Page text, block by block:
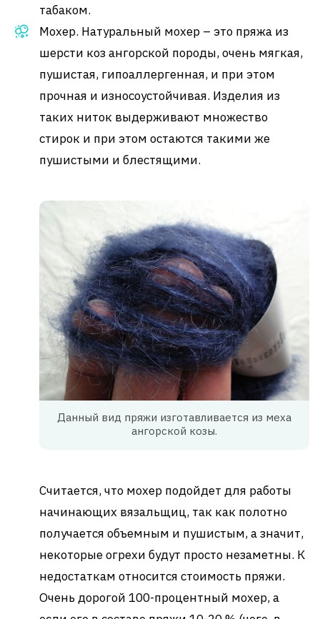
табаком.
Мохер. Натуральный мохер – это пряжа из
шерсти коз ангорской породы, очень мягкая,
пушистая, гипоаллергенная, и при этом
прочная и износоустойчивая. Изделия из
таких ниток выдерживают множество
стирок и при этом остаются такими же
пушистыми и блестящими.
Данный вид пряжи изготавливается из меха
ангорской козы.
Считается, что мохер подойдет для работы
начинающих вязальщиц, так как полотно
получается объемным и пушистым, а значит,
некоторые огрехи будут просто незаметны. К
недостаткам относится стоимость пряжи.
Очень дорогой 100-процентный мохер, а